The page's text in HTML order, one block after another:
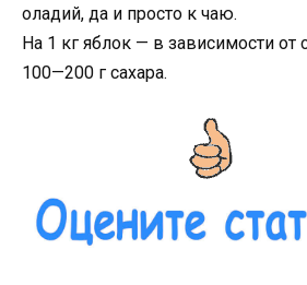
оладий, да и просто к чаю.
На 1 кг яблок — в зависимости от
100—200 г сахара.